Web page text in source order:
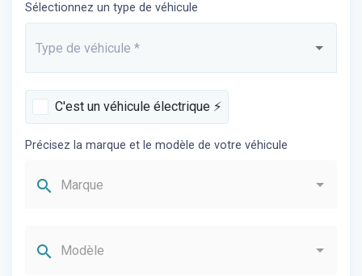
Sélectionnez un type de véhicule
Saisissez...
Type de véhicule *
C'est un véhicule électrique ⚡️
Précisez la marque et le modèle de votre véhicule
search Marque
search Modèle